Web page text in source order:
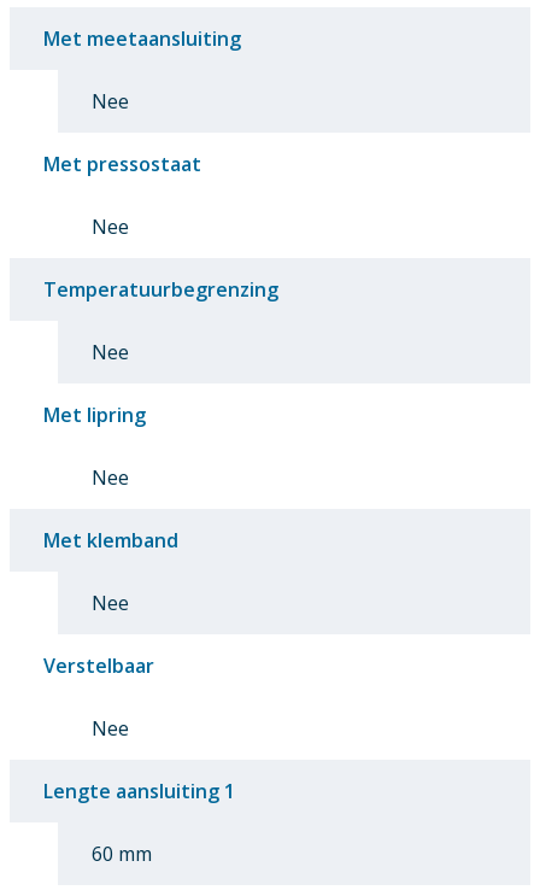
Met meetaansluiting
Nee
Met pressostaat
Nee
Temperatuurbegrenzing
Nee
Met lipring
Nee
Met klemband
Nee
Verstelbaar
Nee
Lengte aansluiting 1
60 mm